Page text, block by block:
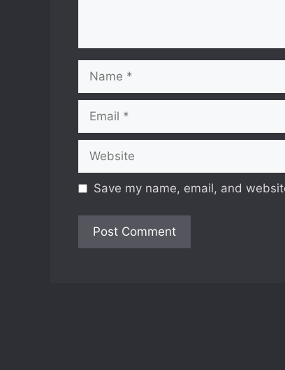
Name
Email
Website
Save my name, email, and